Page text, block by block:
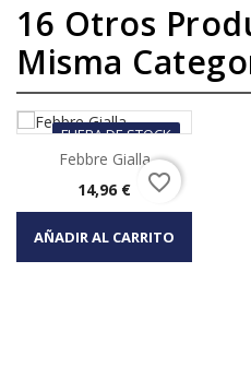
16 Otros
Misma
FUERA DE STOCK
Febbre Gialla
Precio
14,96 €
AÑADIR AL CARRITO
favorite_border